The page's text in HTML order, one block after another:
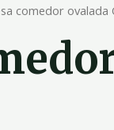
comedor ovalada